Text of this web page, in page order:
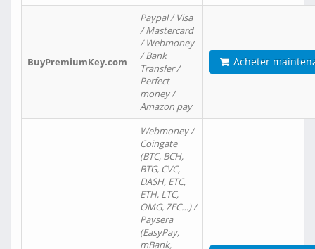
BuyPremiumKey.com
Paypal / Visa
/ Mastercard
/ Webmoney
/ Bank
Transfer /
Perfect
money /
Amazon pay
Acheter
Webmoney /
Coingate
(BTC, BCH,
BTG, CVC,
DASH, ETC,
ETH, LTC,
OMG, ZEC…) /
Paysera
(EasyPay,
mBank,